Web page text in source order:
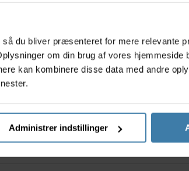
du bliver præsenteret for mere relevante
om din brug af vores hjemmeside
kan kombinere disse data med andre
Administrer indstillinger